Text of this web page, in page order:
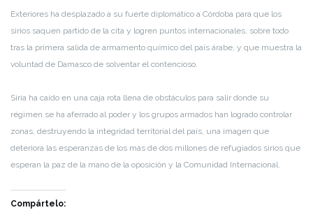
Exteriores ha desplazado a su fuerte diplomático a Córdoba para que los
sirios saquen partido de la cita y logren puntos internacionales, sobre todo
tras la primera salida de armamento químico del país árabe, y que muestra la
voluntad de Damasco de solventar el contencioso.
Siria ha caído en una caja rota llena de obstáculos para salir donde su
régimen se ha aferrado al poder y los grupos armados han logrado controlar
zonas, destruyendo la integridad territorial del país, una imagen que
deteriora las esperanzas de los más de dos millones de refugiados sirios que
esperan la paz de la mano de la oposición y la Comunidad Internacional.
Compártelo: